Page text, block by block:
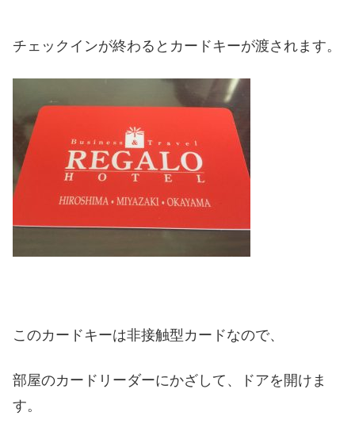
チェックインが終わるとカードキーが渡されます。
このカードキーは非接触型カードなので、
部屋のカードリーダーにかざして、ドアを開けま
す。